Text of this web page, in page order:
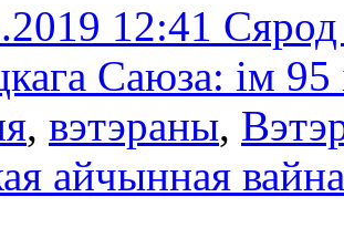
12:41 Сярод
Саюза: ім
, вэтэраны,
айчынная вайна